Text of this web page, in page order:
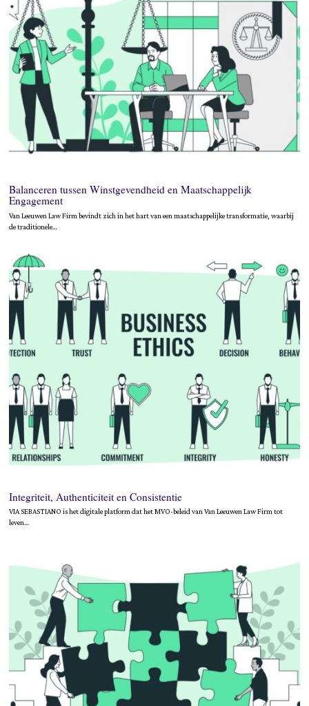
Balanceren tussen Winstgevendheid en Maatschappelijk
Engagement
Van Leeuwen Law Firm bevindt zich in het hart van een maatschappelijke transformatie, waarbij
de traditionele…
Integriteit, Authenticiteit en Consistentie
VIA SEBASTIANO is het digitale platform dat het MVO-beleid van Van Leeuwen Law Firm tot
leven…